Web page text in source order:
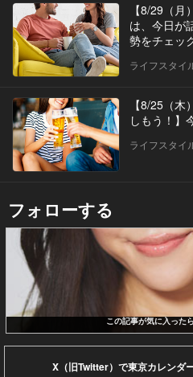
【8/29（
は、今日が
勢をチェッ
ライフスタイ
【8/25（
しもう！】
ライフスタイ
フォローする
この記事が気に入った
X（旧Twitter）で東京カレンダ